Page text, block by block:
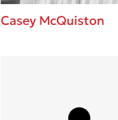
Casey McQuiston